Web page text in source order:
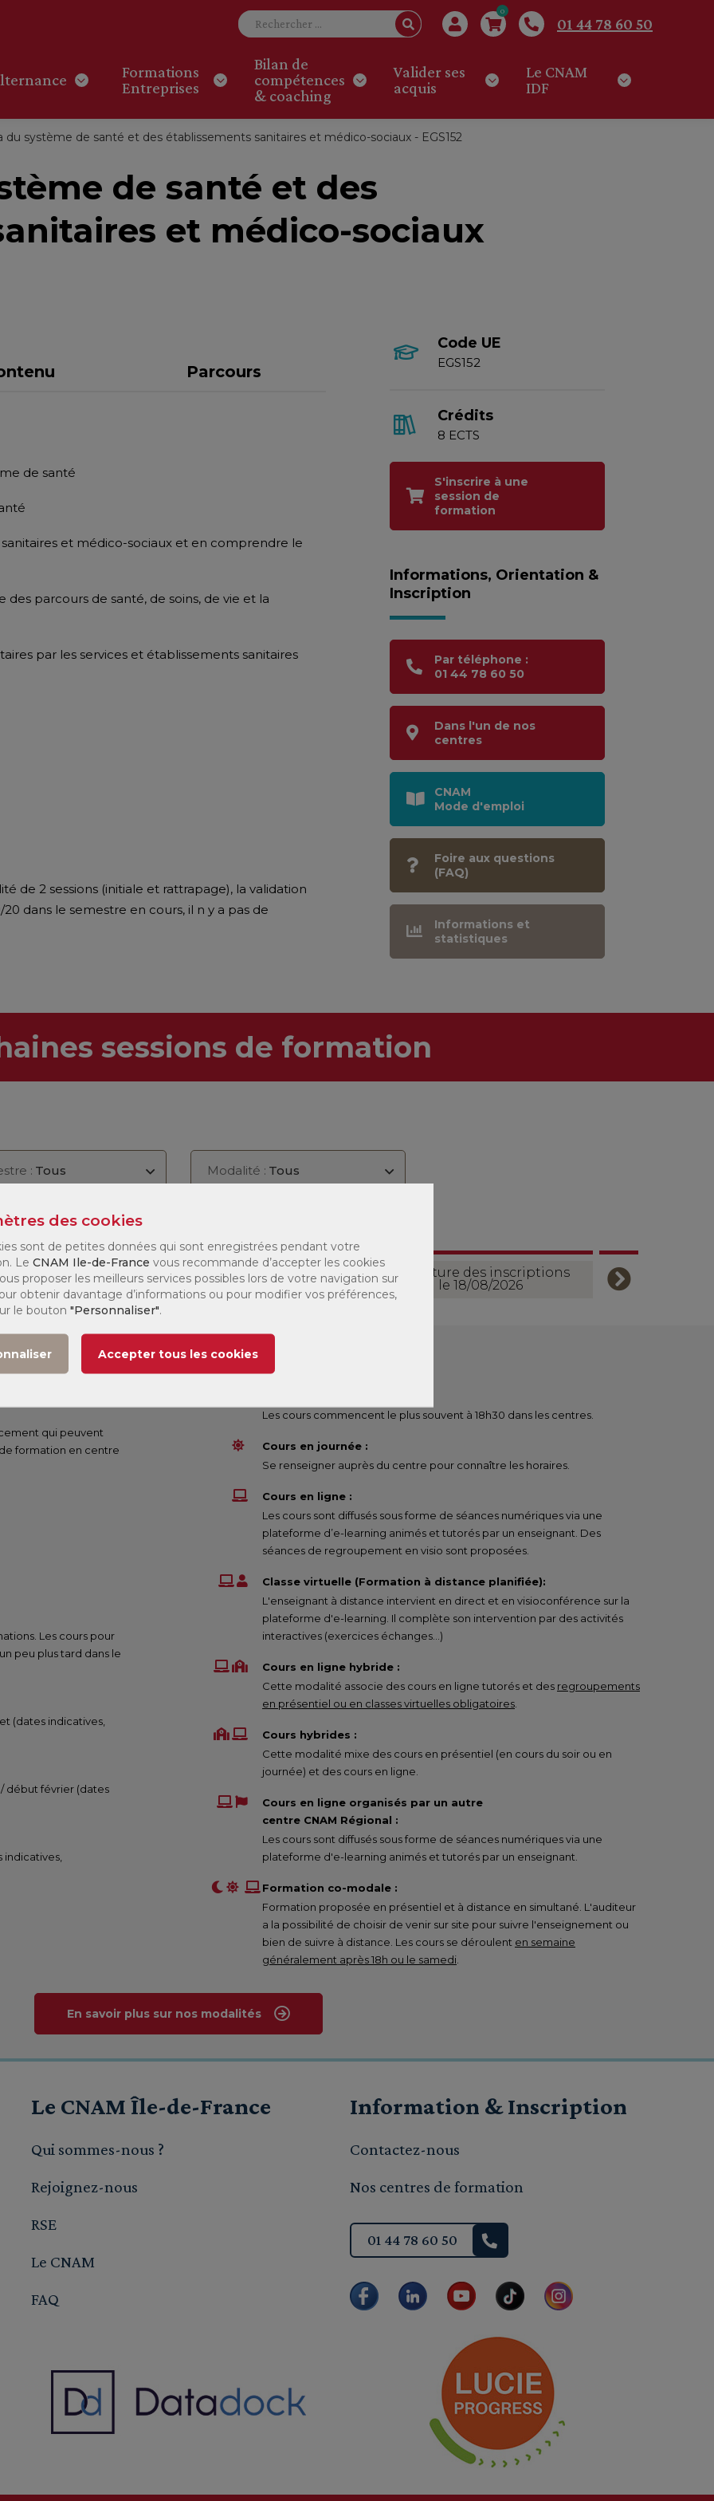
0
01 44 78 60 50
Formations
Entreprises
Bilan de
compétences
& coaching
Valider ses
acquis
Le CNAM
IDF
du système de santé et des établissements sanitaires et médico-sociaux - EGS152
de santé et des
et médico-sociaux
Parcours
de santé
et médico-sociaux et en comprendre le
parcours de santé, de soins, de vie et la
par les services et établissements sanitaires
de 2 sessions (initiale et rattrapage), la validation
dans le semestre en cours, il n y a pas de
Code UE
EGS152
Crédits
8 ECTS
S'inscrire à une
session de
formation
Informations, Orientation &
Inscription
Par téléphone :
01 44 78 60 50
Dans l'un de nos
centres
CNAM
Mode d'emploi
Foire aux questions
(FAQ)
Informations et
statistiques
sessions de formation
: Tous Modalité : Tous
Jours de
1 276 €(1)
Ouverture des inscriptions
le 18/08/2026
qui peuvent
formation en centre
Les cours pour
peu plus tard dans le
(dates indicatives,
début février (dates
Les cours commencent le plus souvent à 18h30 dans les centres.
Cours en journée :
Se renseigner auprès du centre pour connaître les horaires.
Cours en ligne :
Les cours sont diffusés sous forme de séances numériques via une
plateforme d’e-learning animés et tutorés par un enseignant. Des
séances de regroupement en visio sont proposées.
Classe virtuelle (Formation à distance planifiée):
L'enseignant à distance intervient en direct et en visioconférence sur la
plateforme d'e-learning. Il complète son intervention par des activités
interactives (exercices échanges…)
Cours en ligne hybride :
Cette modalité associe des cours en ligne tutorés et des regroupements
en présentiel ou en classes virtuelles obligatoires
Cours hybrides :
Cette modalité mixe des cours en présentiel (en cours du soir ou en
journée) et des cours en ligne.
Cours en ligne organisés par un autre
centre CNAM Régional :
Les cours sont diffusés sous forme de séances numériques via une
plateforme d'e-learning animés et tutorés par un enseignant.
Formation co-modale :
Formation proposée en présentiel et à distance en simultané. L'auditeur
a la possibilité de choisir de venir sur site pour suivre l'enseignement ou
bien de suivre à distance. Les cours se déroulent en semaine
généralement après 18h ou le samedi
En savoir plus sur nos modalités
Le CNAM Île-de-France
Qui sommes-nous ?
Rejoignez-nous
RSE
Le CNAM
FAQ
Information & Inscription
Contactez-nous
Nos centres de formation
01 44 78 60 50
des cookies
sont de petites données qui sont enregistrées pendant votre
Le CNAM Ile-de-France vous recommande d’accepter les cookies
proposer les meilleurs services possibles lors de votre navigation sur
obtenir davantage d’informations ou pour modifier vos préférences,
le bouton "Personnaliser".
Accepter tous les cookies